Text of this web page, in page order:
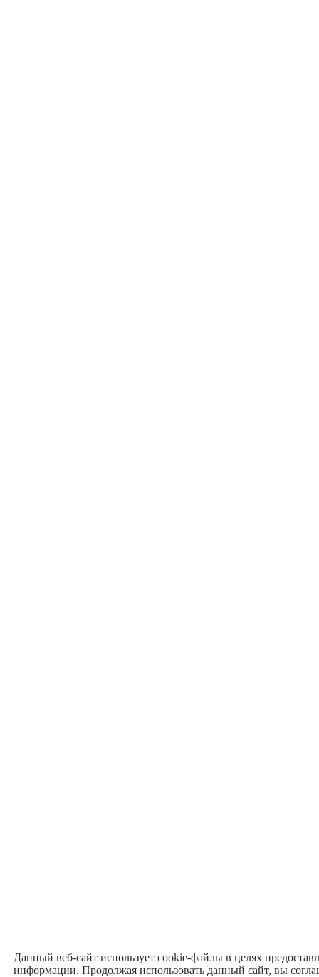
Данный веб-сайт использует cookie-файлы в целях
информации. Продолжая использовать данный сайт, вы